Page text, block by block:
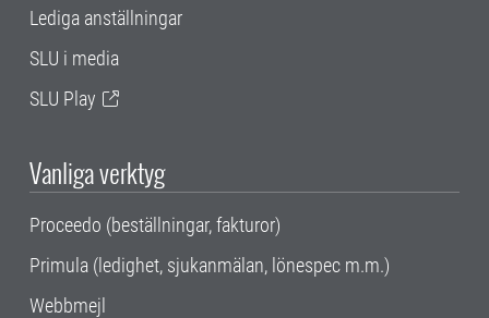
Lediga anställningar
SLU i media
SLU Play
Vanliga verktyg
Proceedo (beställningar, fakturor)
Primula (ledighet, sjukanmälan, lönespec m.m.)
Webbmejl